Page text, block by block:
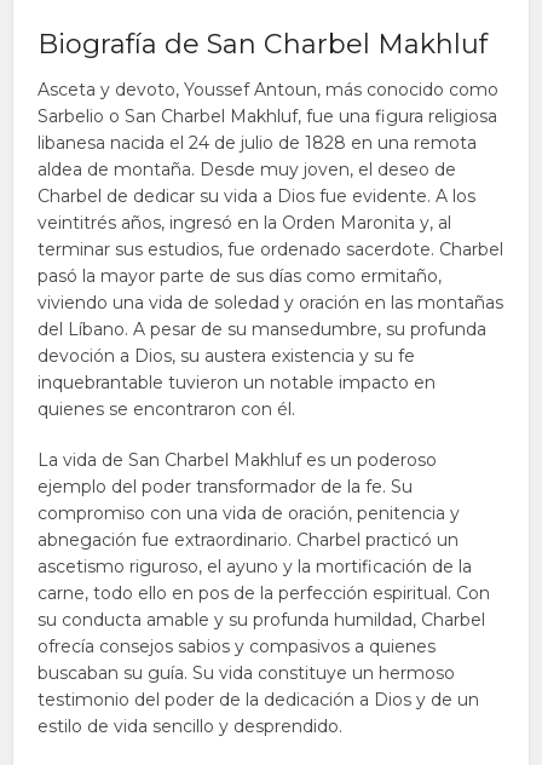
Biografía de San Charbel Makhluf
Asceta y devoto, Youssef Antoun, más conocido como
Sarbelio o San Charbel Makhluf, fue una figura religiosa
libanesa nacida el 24 de julio de 1828 en una remota
aldea de montaña. Desde muy joven, el deseo de
Charbel de dedicar su vida a Dios fue evidente. A los
veintitrés años, ingresó en la Orden Maronita y, al
terminar sus estudios, fue ordenado sacerdote. Charbel
pasó la mayor parte de sus días como ermitaño,
viviendo una vida de soledad y oración en las montañas
del Líbano. A pesar de su mansedumbre, su profunda
devoción a Dios, su austera existencia y su fe
inquebrantable tuvieron un notable impacto en
quienes se encontraron con él.
La vida de San Charbel Makhluf es un poderoso
ejemplo del poder transformador de la fe. Su
compromiso con una vida de oración, penitencia y
abnegación fue extraordinario. Charbel practicó un
ascetismo riguroso, el ayuno y la mortificación de la
carne, todo ello en pos de la perfección espiritual. Con
su conducta amable y su profunda humildad, Charbel
ofrecía consejos sabios y compasivos a quienes
buscaban su guía. Su vida constituye un hermoso
testimonio del poder de la dedicación a Dios y de un
estilo de vida sencillo y desprendido.